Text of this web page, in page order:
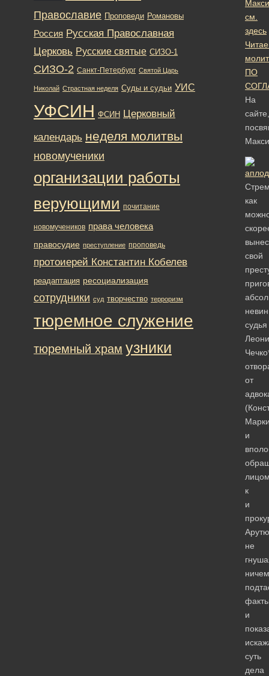
см.
здесь
ПО
На
сайте,
как
свой
судья
от
и
к
и
не
и
суть
дела
Православие Проповеди Романовы
Россия Русская Православная
Церковь Русские святые СИЗО-1
СИЗО-2 Санкт-Петербург Святой Царь
Николай Страстная неделя Суды и судьи УИС
УФСИН ФСИН Церковный
календарь неделя молитвы
новомученики
организации работы
верующими почитание
новомучеников права человека
правосудие преступление проповедь
протоиерей Константин Кобелев
реадаптация ресоциализация
сотрудники суд творчество терроризм
тюремное служение
тюремный храм узники